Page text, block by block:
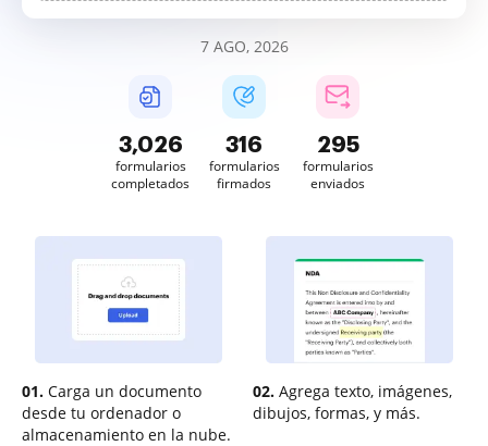
7 AGO, 2026
3,026
formularios
completados
316
formularios
firmados
295
formularios
enviados
01. Carga un documento
desde tu ordenador o
almacenamiento en la nube.
02. Agrega texto, imágenes,
dibujos, formas, y más.